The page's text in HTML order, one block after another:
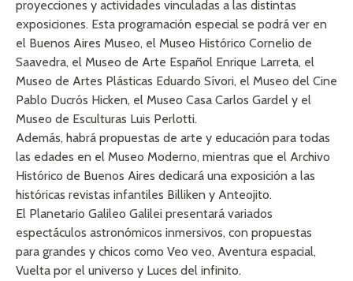
proyecciones y actividades vinculadas a las distintas
exposiciones. Esta programación especial se podrá ver en
el Buenos Aires Museo, el Museo Histórico Cornelio de
Saavedra, el Museo de Arte Español Enrique Larreta, el
Museo de Artes Plásticas Eduardo Sívori, el Museo del Cine
Pablo Ducrós Hicken, el Museo Casa Carlos Gardel y el
Museo de Esculturas Luis Perlotti.
Además, habrá propuestas de arte y educación para todas
las edades en el Museo Moderno, mientras que el Archivo
Histórico de Buenos Aires dedicará una exposición a las
históricas revistas infantiles Billiken y Anteojito.
El Planetario Galileo Galilei presentará variados
espectáculos astronómicos inmersivos, con propuestas
para grandes y chicos como Veo veo, Aventura espacial,
Vuelta por el universo y Luces del infinito.